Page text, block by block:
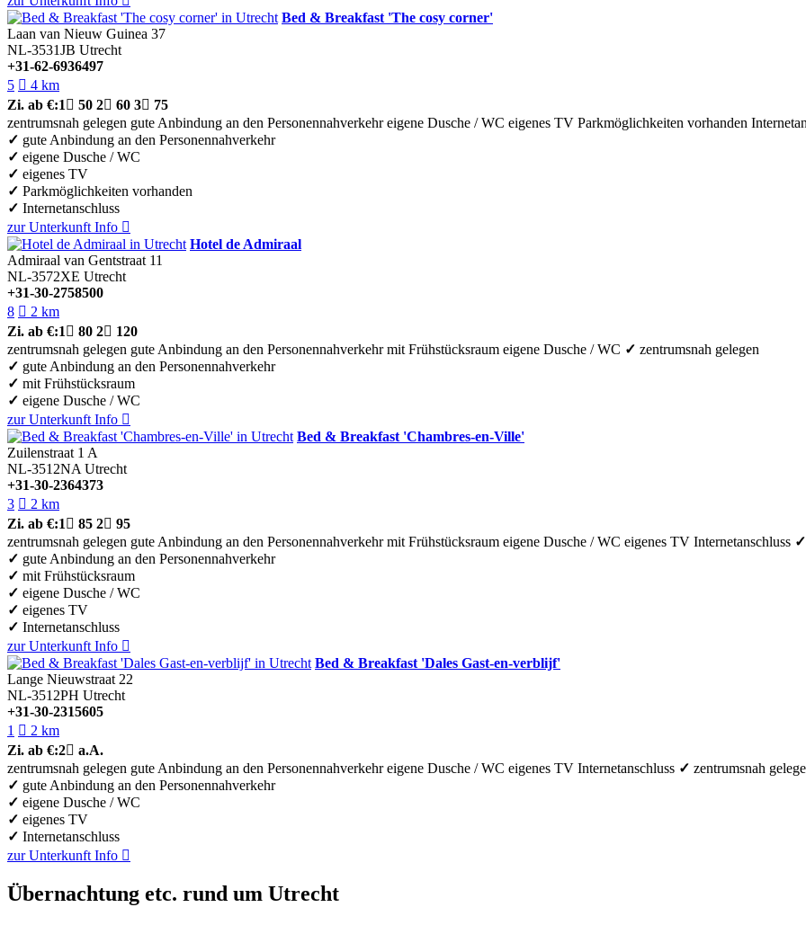
Bed & Breakfast 'The cosy corner'
Laan van Nieuw Guinea 37
NL-3531JB Utrecht
+31-62-6936497
5  4 km
Zi. ab €:1  50 2 60 3 75
zentrumsnah gelegen gute Anbindung an den Personennahverkehr eigene Dusche / WC eigenes TV Parkmöglichkeiten vorhanden
✓ gute Anbindung an den Personennahverkehr
✓ eigene Dusche / WC
✓ eigenes TV
✓ Parkmöglichkeiten vorhanden
✓ Internetanschluss
zur Unterkunft Info 
Hotel de Admiraal
Admiraal van Gentstraat 11
NL-3572XE Utrecht
+31-30-2758500
8  2 km
Zi. ab €:1  80 2 120
zentrumsnah gelegen gute Anbindung an den Personennahverkehr mit Frühstücksraum eigene Dusche / WC ✓ zentrumsnah gelegen
✓ gute Anbindung an den Personennahverkehr
✓ mit Frühstücksraum
✓ eigene Dusche / WC
zur Unterkunft Info 
Bed & Breakfast 'Chambres-en-Ville'
Zuilenstraat 1 A
NL-3512NA Utrecht
+31-30-2364373
3  2 km
Zi. ab €:1  85 2 95
zentrumsnah gelegen gute Anbindung an den Personennahverkehr mit Frühstücksraum eigene Dusche / WC eigenes TV Internetanschluss ✓
✓ gute Anbindung an den Personennahverkehr
✓ mit Frühstücksraum
✓ eigene Dusche / WC
✓ eigenes TV
✓ Internetanschluss
zur Unterkunft Info 
Bed & Breakfast 'Dales Gast-en-verblijf'
Lange Nieuwstraat 22
NL-3512PH Utrecht
+31-30-2315605
1  2 km
Zi. ab €:2 a.A.
zentrumsnah gelegen gute Anbindung an den Personennahverkehr eigene Dusche / WC eigenes TV Internetanschluss ✓ zentrumsnah
✓ gute Anbindung an den Personennahverkehr
✓ eigene Dusche / WC
✓ eigenes TV
✓ Internetanschluss
zur Unterkunft Info 
Übernachtung etc. rund um Utrecht